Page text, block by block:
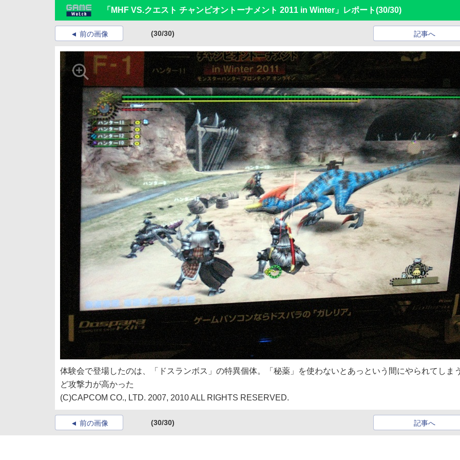
「MHF VS.クエスト チャンピオントーナメント 2011 in Winter」レポート(30/30)
前の画像 (30/30) 記事へ
体験会で登場したのは、「ドスランボス」の特異個体。「秘薬」を使わないとあっという間にやられてしま
ど攻撃力が高かった
(C)CAPCOM CO., LTD. 2007, 2010 ALL RIGHTS RESERVED.
前の画像 (30/30) 記事へ